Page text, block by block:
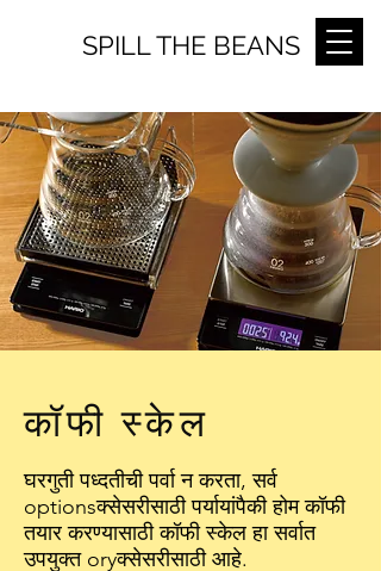
SPILL THE BEANS
कॉफी स्केल
घरगुती पध्दतीची पर्वा न करता, सर्व
optionsक्सेसरीसाठी पर्यायांपैकी होम कॉफी
तयार करण्यासाठी कॉफी स्केल हा सर्वात
उपयुक्त oryक्सेसरीसाठी आहे.